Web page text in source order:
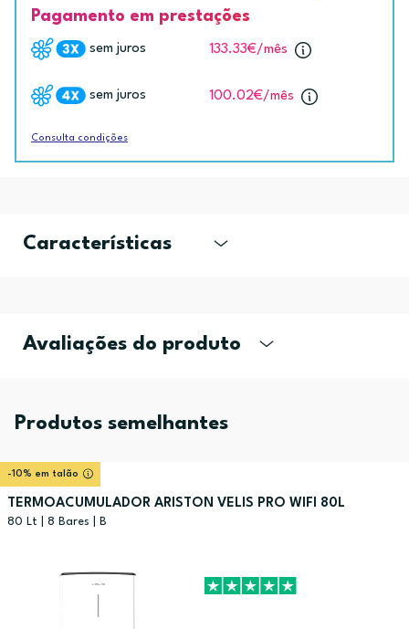
Pagamento em prestações
sem juros 133.33€/mês
sem juros 100.02€/mês
Consulta condições
Características
Avaliações do produto
Produtos semelhantes
-10% em talão
TERMOACUMULADOR ARISTON VELIS PRO WIFI 80L
80 Lt | 8 Bares | B